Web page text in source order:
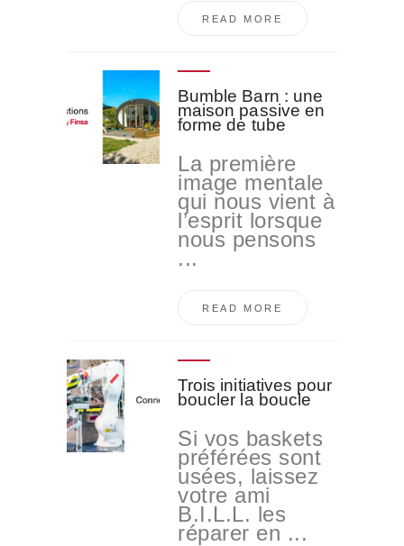
READ MORE
Bumble Barn : une
maison passive en
forme de tube
La première
image mentale
qui nous vient à
l’esprit lorsque
nous pensons
...
READ MORE
Trois initiatives pour
boucler la boucle
Si vos baskets
préférées sont
usées, laissez
votre ami
B.I.L.L. les
réparer en ...